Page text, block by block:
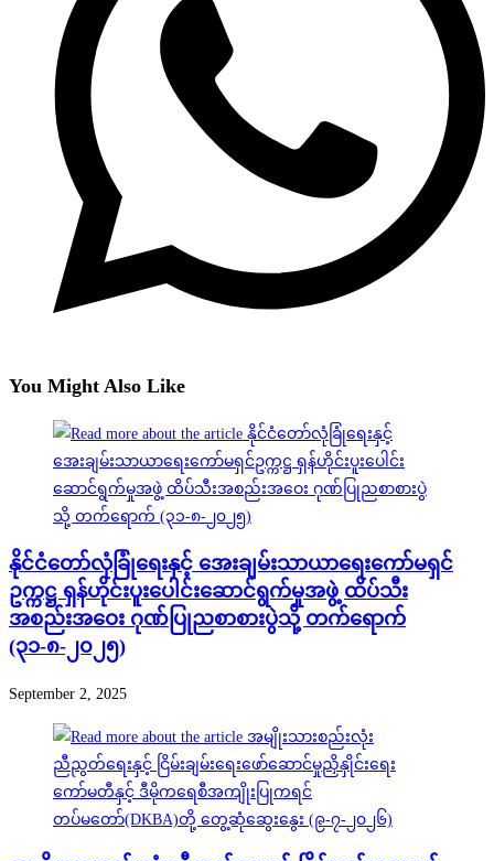
You Might Also Like
နိုင်ငံတော်လုံခြုံရေးနှင့် အေးချမ်းသာယာရေးကော်မရှင်
ဥက္ကဋ္ဌ ရှန်ဟိုင်းပူးပေါင်းဆောင်ရွက်မှုအဖွဲ့ ထိပ်သီး
အစည်းအဝေး ဂုဏ်ပြုညစာစားပွဲသို့ တက်ရောက်
(၃၁-၈-၂၀၂၅)
September 2, 2025